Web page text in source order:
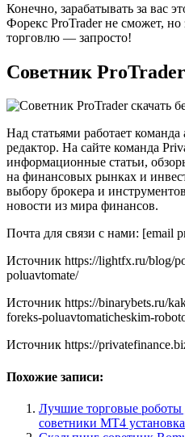
Конечно, зарабатывать за вас
Форекс ProTrader не сможет, но
торговлю — запросто!
Советник
Над статьями работает
редактор. На сайте команда
информационные статьи,
на финансовых рынках и
выбору брокера и
новости из мира финансов.
Почта для связи с нами: [email
Источник https://lightfx.ru/blog/
poluavtomate/
Источник https://binarybets.ru/
foreks-poluavtomaticheskim-
Источник https://
Похожие записи:
Лучшие торговые роботы
советники MT4 установка